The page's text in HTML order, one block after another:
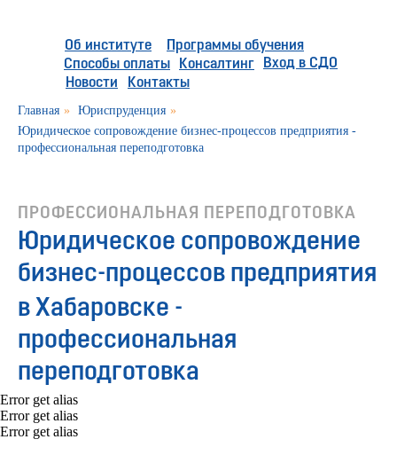
Об институте
Программы обучения
Способы оплаты
Консалтинг
Новости
Вход в СДО
Контакты
Главная » Юриспруденция »
Юридическое сопровождение бизнес-процессов предприятия -
профессиональная переподготовка
ПРОФЕССИОНАЛЬНАЯ ПЕРЕПОДГОТОВКА
Юридическое сопровождение
бизнес-процессов предприятия
в Хабаровске -
профессиональная
переподготовка
Error get alias
Error get alias
Error get alias